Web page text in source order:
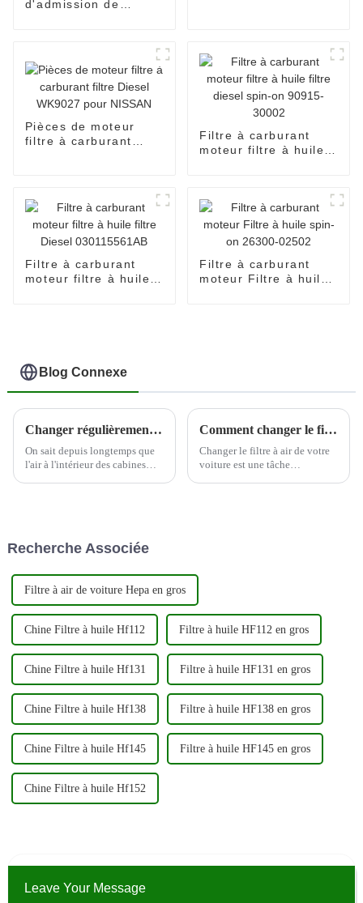
d'admission de
Volkswagen Golf
Pièces de moteur
filtre à carburant
Filtre à carburant
moteur filtre à huile
Filtre à carburant
moteur filtre à huile
Filtre à carburant
moteur Filtre à huile
Blog Connexe
Changer régulièrement les filtres à air de la cabine peut aider à protéger la santé du conducteur
On sait depuis longtemps que
l'air à l'intérieur des cabines
désormais des mesures pour
cabine...
Comment changer le filtre à air de votre voiture
Changer le filtre à air de votre
voiture est une tâche
Recherche Associée
Filtre à air de voiture Hepa en gros
Chine Filtre à huile Hf112 Filtre à huile HF112 en gros
Chine Filtre à huile Hf131 Filtre à huile HF131 en gros
Chine Filtre à huile Hf138 Filtre à huile HF138 en gros
Chine Filtre à huile Hf145 Filtre à huile HF145 en gros
Chine Filtre à huile Hf152
Leave Your Message